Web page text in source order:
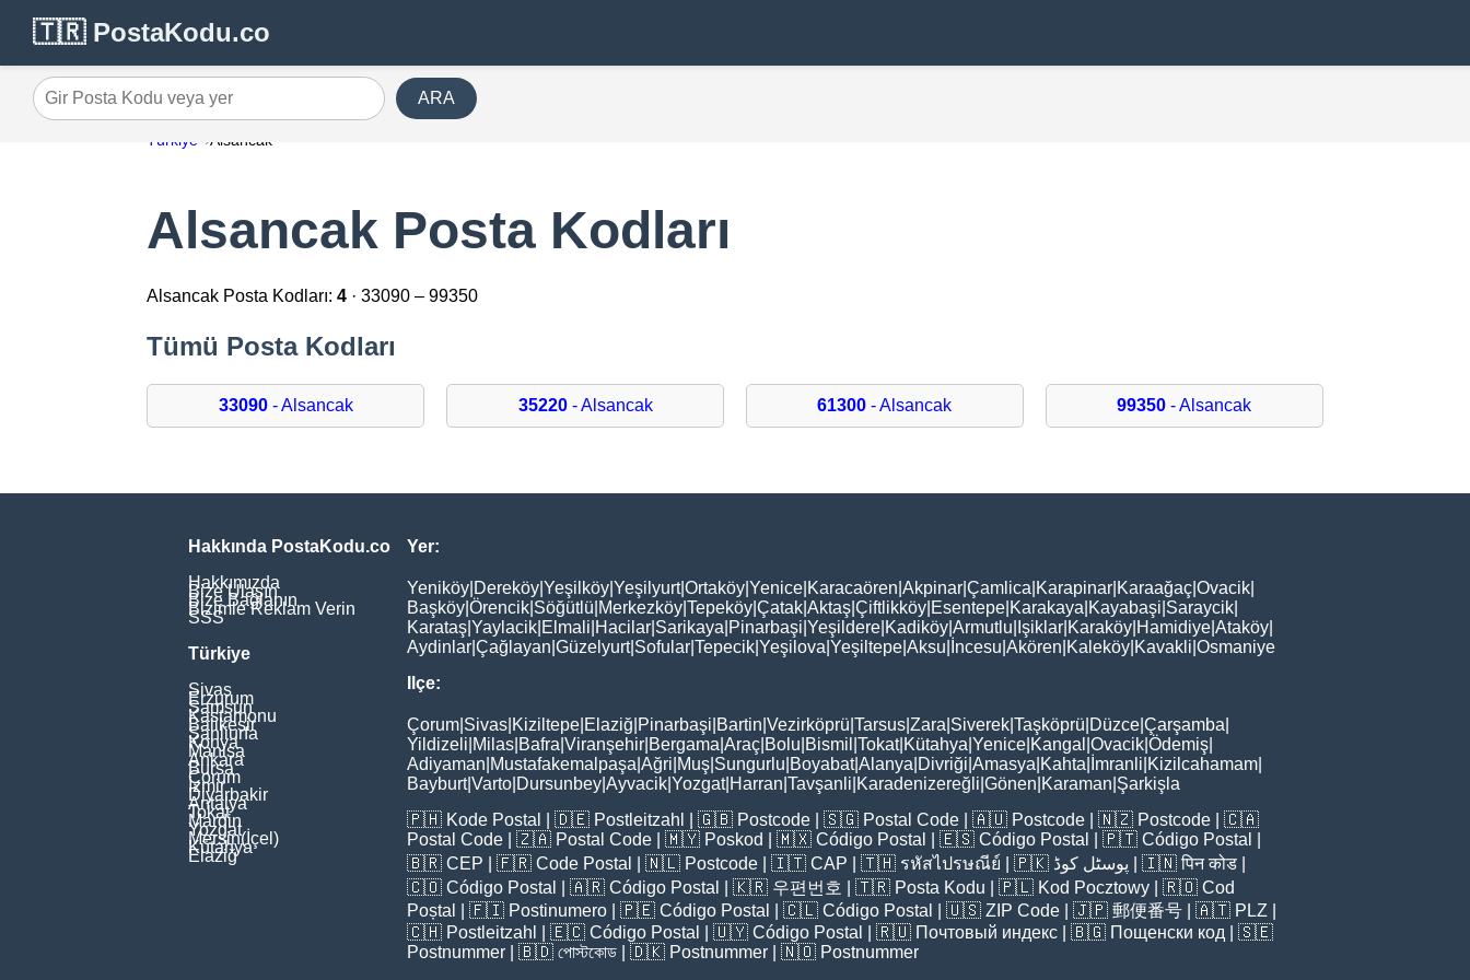
🇹🇷 PostaKodu.co
Gir Posta Kodu veya yer ARA
Türkiye Alsancak
Alsancak Posta Kodları
Alsancak Posta Kodları:4 · 33090 – 99350
Tümü Posta Kodları
33090- Alsancak 35220- Alsancak 61300 - Alsancak 99350 - Alsancak
Hakkında PostaKodu.co
Hakkımızda
Bize Ulaşın
Bize Bağlanın
Bizimle Reklam Verin
SSS
Türkiye
Sivas
Erzurum
Samsun
Kastamonu
Balikesir
Şanliurfa
Konya
Manisa
Ankara
Bursa
Çorum
İzmir
Diyarbakir
Antalya
Tokat
Mardin
Yozgat
Mersin(İçel)
Kütahya
Elaziğ
Yer:
Yeniköy Dereköy Yeşilköy Yeşilyurt|Ortaköy Yenice Karacaören Akpinar Çamlica Karapinar Karaağaç Ovacik
Başköy Örencik Söğütlü Merkezköy Tepeköy Çatak Aktaş Çiftlikköy Esentepe Karakaya Kayabaşi Saraycik
Karataş Yaylacik Elmali Hacilar Sarikaya Pinarbaşi Yeşildere Kadiköy Armutlu Işiklar Karaköy Hamidiye Ataköy
Aydinlar Çağlayan Güzelyurt| Sofular Tepecik Yeşilova Yeşiltepe Aksu İncesu Akören Kaleköy Kavakli Osmaniye
Ilçe:
Çorum Sivas Kiziltepe Elaziğ Pinarbaşi Bartin Vezirköprü Tarsus Zara Siverek Taşköprü Düzce Çarşamba
Yildizeli Milas Bafra Viranşehir Bergama Araç Bolu Bismil Tokat| Kütahya Yenice Kangal Ovacik Ödemiş
Adiyaman Mustafakemalpaşa Ağri Muş Sungurlu Boyabat|Alanya Divriği Amasya Kahta İmranli Kizilcahamam
Bayburt|Varto Dursunbey Ayvacik Yozgat| Harran Tavşanli Karadenizereğli Gönen Karaman Şarkişla
🇵🇭 Kode Postal | 🇩🇪 Postleitzahl | 🇬🇧 Postcode | 🇸🇬 Postal Code | 🇦🇺 Postcode | 🇳🇿 Postcode | 🇨🇦
Postal Code | 🇿🇦 Postal Code | 🇲🇾 Poskod | 🇲🇽 Código Postal | 🇪🇸 Código Postal | 🇵🇹 Código Postal
🇧🇷 CEP | 🇫🇷 Code Postal | 🇳🇱 Postcode | 🇮🇹 CAP | 🇹🇭 รหัสไปรษณีย์ | 🇵🇰 پوسٹل کوڈ | 🇮🇳पिन कोड
🇨🇴 Código Postal | 🇦🇷 Código Postal | 🇰🇷 우편번호 | 🇹🇷 Posta Kodu | 🇵🇱 Kod Pocztowy | 🇷🇴 Cod
Poștal
| 🇫🇮 Postinumero | 🇵🇪 Código Postal | 🇨🇱 Código Postal | 🇺🇸 ZIP Code | 🇯🇵 郵便番号 | 🇦🇹 PLZ
🇨🇭 Postleitzahl | 🇪🇨 Código Postal | 🇺🇾 Código Postal | 🇷🇺 Почтовый индекс | 🇧🇬 Пощенски код | 🇸🇪
Postnummer | 🇧🇩 পোস্টকোড | 🇩🇰 Postnummer | 🇳🇴 Postnummer